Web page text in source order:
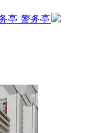
亭 警务亭